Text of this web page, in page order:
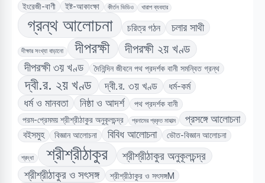
ইংরেজী-বাণী
ইষ্ট-আকাংক্ষা কীর্তন ভিডিও খারাপ ব্যবহার
গ্রন্থ আলোচনা চরিত্র গঠন চলার সাথী
দীক্ষার সংখ্যা বাড়ানো দীপরক্ষী দীপরক্ষী ২য় খণ্ড
দীপরক্ষী ৩য় খণ্ড দৈনিন্দিন জীবনে পথ প্রদর্শক বানী সমন্বিত গ্রন্থ
দ্বী.র. ২য় খণ্ড দ্বী.র. ৩য় খণ্ড ধর্ম-কর্ম
ধর্ম ও মানবতা নিষ্ঠা ও আদর্শ
পথ প্রদর্শক বানী
পরম-প্রেমময় শ্রীশ্রীঠাকুর অনুকূলচন্দ্র
প্রনামের প্রকৃত মাহাত্ম প্রসঙ্গে আলোচনা
বইসমুহ বিজ্ঞান আলোচনা বিবিধ আলোচনা ভৌত-বিজ্ঞান আলোচনা
শ্রদ্ধা শ্রীশ্রীঠাকুর
শ্রীশ্রীঠাকুর অনুকূলচন্দ্র
শ্রীশ্রীঠাকুর ও সৎসঙ্গ
শ্রীশ্রীঠাকুর ও সৎসঙ্গM